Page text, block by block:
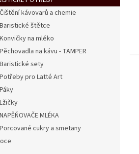
Čištění kávovarů a chemie
Baristické štětce
Konvičky na mléko
Pěchovadla na kávu - TAMPER
Baristické sety
Potřeby pro Latté Art
Páky
Lžičky
NAPĚŇOVAČE MLÉKA
Porcované cukry a smetany